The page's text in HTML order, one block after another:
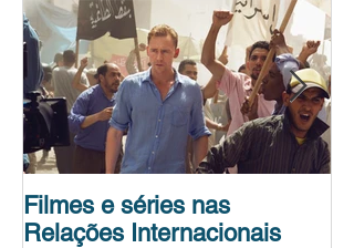
Filmes e séries nas
Relações Internacionais